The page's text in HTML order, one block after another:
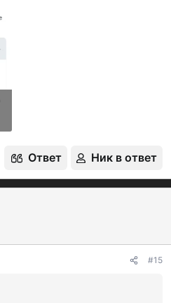
Ответ Ник в ответ
#15